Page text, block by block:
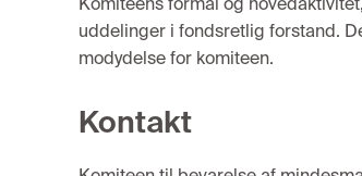
uddelinger i fondsretlig forstand.
modydelse for komiteen.
Kontakt